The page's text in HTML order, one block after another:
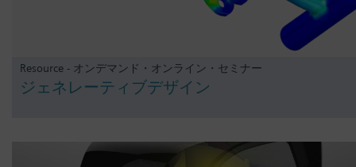
Resource - オンデマンド・オンライン・セミナー
ジェネレーティブデザイン